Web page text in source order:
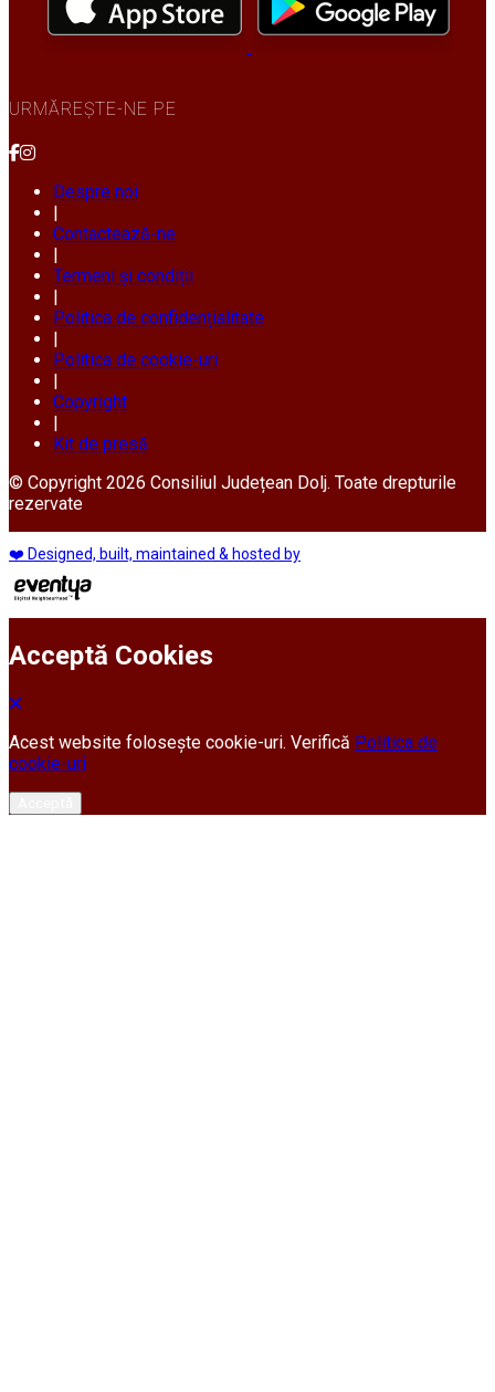
URMĂREȘTE-NE PE
Despre noi
Contactează-ne
Termeni și condiții
Politica de confidențialitate
Politica de cookie-uri
Copyright
Kit de presă
© Copyright 2026 Consiliul Județean Dolj. Toate drepturile
rezervate
❤️ Designed, built, maintained & hosted by
Acceptă Cookies
Acest website folosește cookie-uri. Verifică Politica de
cookie-uri